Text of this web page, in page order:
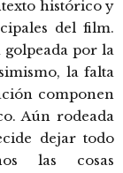
histórico y
del film.
por la
la falta
componen
Aún rodeada
dejar todo
las cosas